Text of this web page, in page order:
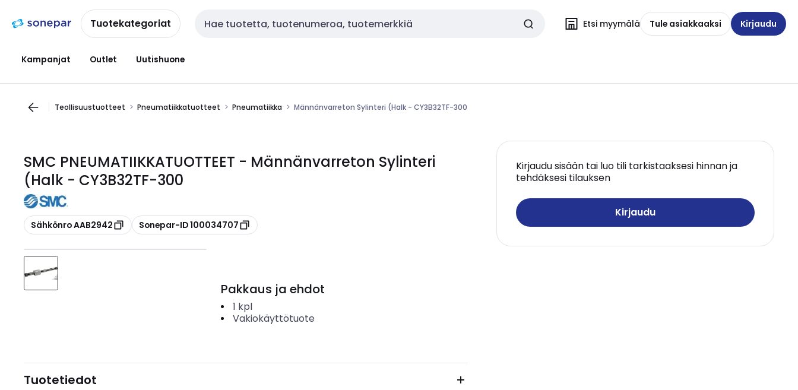
navigointiinsisältöönTuotekategoriat Haku Etsi myymälä Tule asiakkaaksi Kirjaudu
Kampanjat Outlet Uutishuone
Teollisuustuotteet Pneumatiikkatuotteet Pneumatiikka Männänvarreton Sylinteri (Halk - CY3B32TF-300
SMC PNEUMATIIKKATUOTTEET - Männänvarreton Sylinteri
(Halk - CY3B32TF-300
Kopioi
Sähkönro AAB2942 Kopioi
Sonepar-ID 100034707
Kirjaudu sisään tai luo tili tarkistaaksesi hinnan ja
tehdäksesi tilauksen
Kirjaudu
Pakkaus ja ehdot
1 kpl
Vakiokäyttötuote
Tuotetiedot